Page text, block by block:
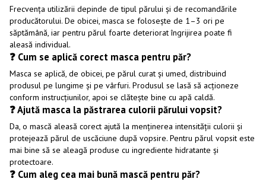
Frecvența utilizării depinde de tipul părului și de recomandările
producătorului. De obicei, masca se folosește de 1–3 ori pe
săptămână, iar pentru părul foarte deteriorat îngrijirea poate fi
aleasă individual.
❓ Cum se aplică corect masca pentru păr?
Masca se aplică, de obicei, pe părul curat și umed, distribuind
produsul pe lungime și pe vârfuri. Produsul se lasă să acționeze
conform instrucțiunilor, apoi se clătește bine cu apă caldă.
❓ Ajută masca la păstrarea culorii părului vopsit?
Da, o mască aleasă corect ajută la menținerea intensității culorii și
protejează părul de uscăciune după vopsire. Pentru părul vopsit este
mai bine să se aleagă produse cu ingrediente hidratante și
protectoare.
❓ Cum aleg cea mai bună mască pentru păr?